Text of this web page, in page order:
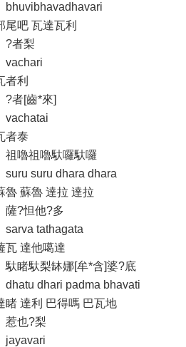
瓦達瓦利
者梨
利
[齒*來]
泰
祖嚕馱囉馱囉
suru dhara dhara
魯 達拉 達拉
?怛他?多
tathagata
達他噶達
馱梨缽娜[牟*含]婆?底
dhari padma bhavati
利 巴得嗎 巴瓦地
也?梨